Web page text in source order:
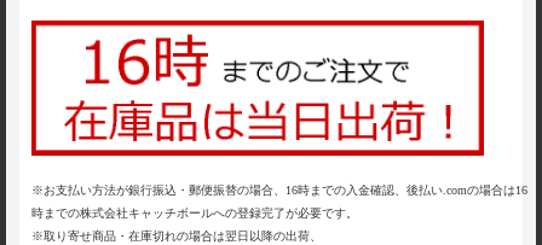
※お支払い方法が銀行振込・郵便振替の場合、16時までの入金確認、後払い.comの場合は16
時までの株式会社キャッチボールへの登録完了が必要です。
※取り寄せ商品・在庫切れの場合は翌日以降の出荷、